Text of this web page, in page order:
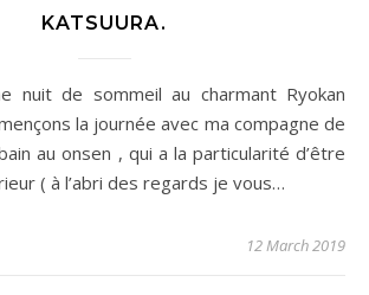
KATSUURA.
la journée avec ma compagne de
au onsen , qui a la particularité d’être
( à l’abri des regards je vous…
12 March 2019